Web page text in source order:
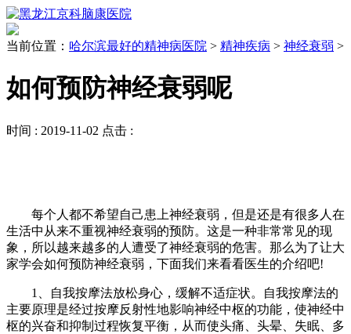
当前位置： 哈尔滨最好的精神病医院 > 精神疾病 > 神经衰弱 >
如何预防神经衰弱呢
时间 : 2019-11-02 点击 :
每个人都不希望自己患上神经衰弱，但是还是有很多人在
生活中从来不重视神经衰弱的预防。这是一种非常常见的现
象，所以越来越多的人遭受了神经衰弱的危害。那么为了让大
家学会如何预防神经衰弱，下面我们来看看医生的介绍吧!
1、自我按摩法放松身心，缓解不适症状。自我按摩法的
主要原理是经过按摩反射性地影响神经中枢的功能，使神经中
枢的兴奋和抑制过程恢复平衡，从而使头痛、头晕、失眠、多